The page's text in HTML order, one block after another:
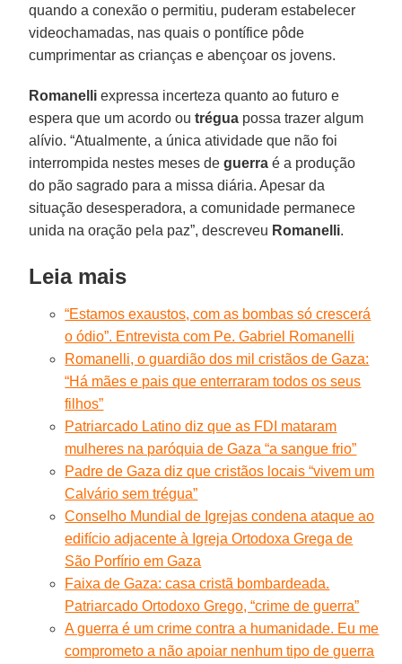
quando a conexão o permitiu, puderam estabelecer
videochamadas, nas quais o pontífice pôde
cumprimentar as crianças e abençoar os jovens.
Romanelli expressa incerteza quanto ao futuro e
espera que um acordo outrégua possa trazer algum
alívio. “Atualmente, a única atividade que não foi
interrompida nestes meses deguerra é a produção
do pão sagrado para a missa diária. Apesar da
situação desesperadora, a comunidade permanece
unida na oração pela paz”, descreveu Romanelli.
Leia mais
“Estamos exaustos, com as bombas só crescerá
o ódio”. Entrevista com Pe. Gabriel Romanelli
Romanelli, o guardião dos mil cristãos de Gaza:
“Há mães e pais que enterraram todos os seus
filhos”
Patriarcado Latino diz que as FDI mataram
mulheres na paróquia de Gaza “a sangue frio”
Padre de Gaza diz que cristãos locais “vivem um
Calvário sem trégua”
Conselho Mundial de Igrejas condena ataque ao
edifício adjacente à Igreja Ortodoxa Grega de
São Porfírio em Gaza
Faixa de Gaza: casa cristã bombardeada.
Patriarcado Ortodoxo Grego, “crime de guerra”
A guerra é um crime contra a humanidade. Eu me
comprometo a não apoiar nenhum tipo de guerra